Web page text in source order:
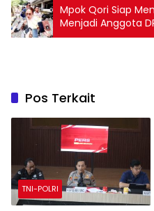
Mpok Qori Siap
Menjadi Anggota
Pos Terkait
TNI-POLRI